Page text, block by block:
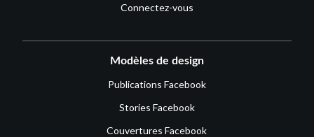
Connectez-vous
Modèles de design
Publications Facebook
Stories Facebook
Couvertures Facebook